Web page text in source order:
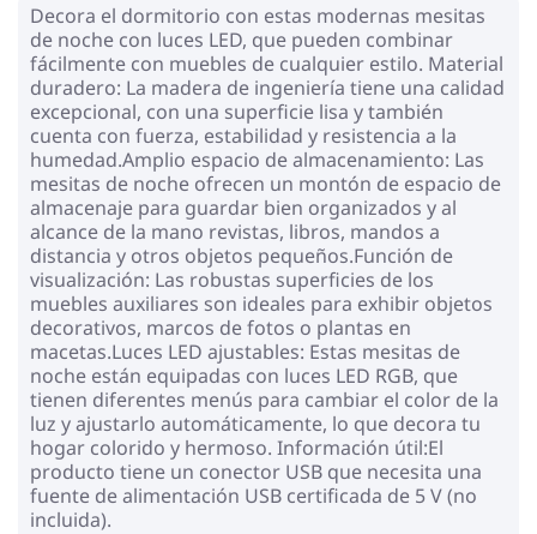
Decora el dormitorio con estas modernas mesitas
de noche con luces LED, que pueden combinar
fácilmente con muebles de cualquier estilo. Material
duradero: La madera de ingeniería tiene una calidad
excepcional, con una superficie lisa y también
cuenta con fuerza, estabilidad y resistencia a la
humedad.Amplio espacio de almacenamiento: Las
mesitas de noche ofrecen un montón de espacio de
almacenaje para guardar bien organizados y al
alcance de la mano revistas, libros, mandos a
distancia y otros objetos pequeños.Función de
visualización: Las robustas superficies de los
muebles auxiliares son ideales para exhibir objetos
decorativos, marcos de fotos o plantas en
macetas.Luces LED ajustables: Estas mesitas de
noche están equipadas con luces LED RGB, que
tienen diferentes menús para cambiar el color de la
luz y ajustarlo automáticamente, lo que decora tu
hogar colorido y hermoso. Información útil:El
producto tiene un conector USB que necesita una
fuente de alimentación USB certificada de 5 V (no
incluida).